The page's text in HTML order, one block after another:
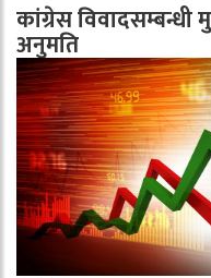
कांग्रेस विवादसम्बन्धी
अनुमति